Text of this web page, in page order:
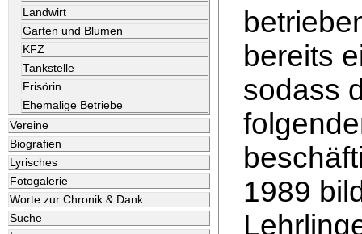
Landwirt
Garten und Blumen
KFZ
Tankstelle
Frisörin
Ehemalige Betriebe
Vereine
Biografien
Lyrisches
Fotogalerie
Worte zur Chronik & Dank
Suche
bereits
sodass
1989